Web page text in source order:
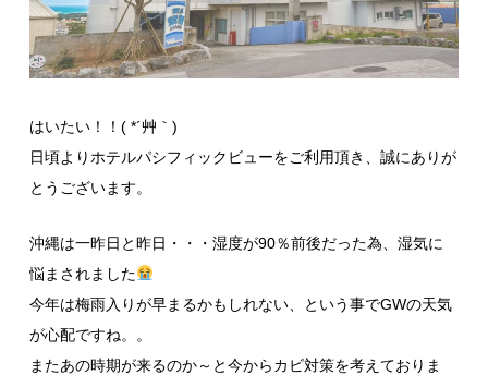
はいたい！！( *´艸｀)
日頃よりホテルパシフィックビューをご利用頂き、誠にありが
とうございます。
沖縄は一昨日と昨日・・・湿度が90％前後だった為、湿気に
悩まされました
今年は梅雨入りが早まるかもしれない、という事でGWの天気
が心配ですね。。
またあの時期が来るのか～と今からカビ対策を考えておりま